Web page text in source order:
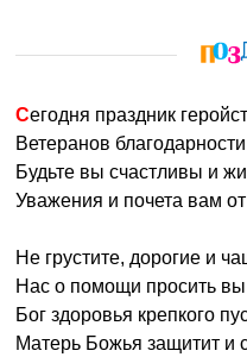
Сегодня праздник
Ветеранов
Будьте вы счастливы и
Уважения и почета вам
Не грустите, дорогие и
Нас о помощи просить вы
Бог здоровья крепкого
Матерь Божья защитит и